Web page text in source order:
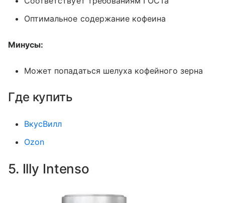
Оптимальное содержание кофеина
Минусы:
Может попадаться шелуха кофейного зерна
Где купить
ВкусВилл
Ozon
5. Illy Intenso